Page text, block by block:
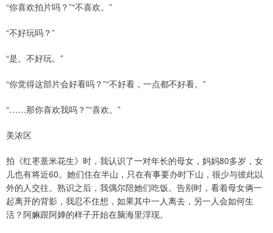
“你喜欢拍片吗？”“不喜欢。”
“不好玩吗？”
“是。不好玩。”
“你觉得这部片会好看吗？”“不好看，一点都不好看。”
“……那你喜欢我吗？”“喜欢。”
美浓区
拍《红枣薏米花生》时，我认识了一对年长的母女，妈妈80多岁，女
儿也有将近60。她们住在半山，只在有事要办时下山，很少与彼此以
外的人交往。熟识之后，我偶尔陪她们吃饭。告别时，看着母女俩一
起离开的背影，我忍不住想，如果其中一人离去，另一人会如何生
活？阿嫲跟阿婵的样子开始在脑海里浮现。